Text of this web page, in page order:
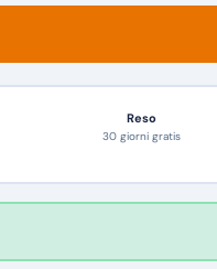
Reso
30 giorni gratis